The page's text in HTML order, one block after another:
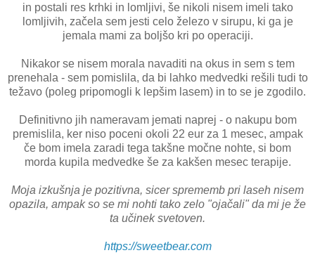
in postali res krhki in lomljivi, še nikoli nisem imeli tako
lomljivih, začela sem jesti celo železo v sirupu, ki ga je
jemala mami za boljšo kri po operaciji.
Nikakor se nisem morala navaditi na okus in sem s tem
prenehala - sem pomislila, da bi lahko medvedki rešili tudi to
težavo (poleg pripomogli k lepšim lasem) in to se je zgodilo.
Definitivno jih nameravam jemati naprej - o nakupu bom
premislila, ker niso poceni okoli 22 eur za 1 mesec, ampak
če bom imela zaradi tega takšne močne nohte, si bom
morda kupila medvedke še za kakšen mesec terapije.
Moja izkušnja je pozitivna, sicer sprememb pri laseh nisem
opazila, ampak so se mi nohti tako zelo "ojačali" da mi je že
ta učinek svetoven.
https://sweetbear.com